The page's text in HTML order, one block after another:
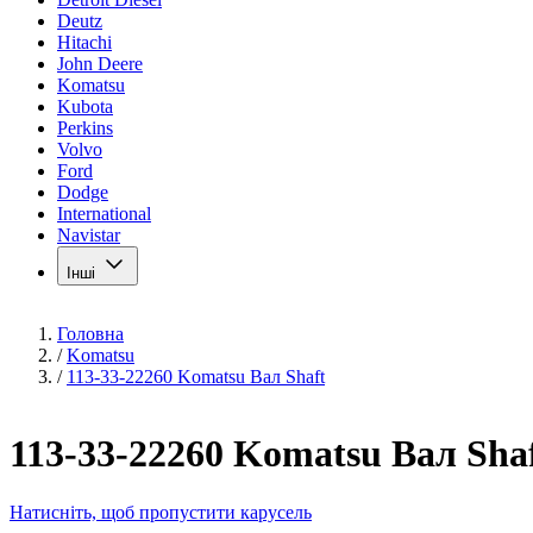
Deutz
Hitachi
John Deere
Komatsu
Kubota
Perkins
Volvo
Ford
Dodge
International
Navistar
Інші
Головна
/ Komatsu
/ 113-33-22260 Komatsu Вал Shaft
113-33-22260 Komatsu Вал
Натисніть, щоб пропустити карусель